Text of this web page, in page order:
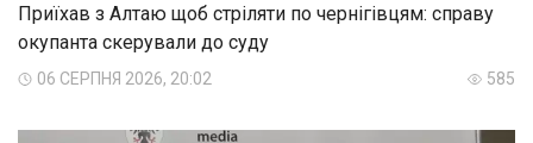
Приїхав з Алтаю щоб стріляти по чернігівцям: справу
окупанта скерували до суду
06 СЕРПНЯ 2026, 20:02 585